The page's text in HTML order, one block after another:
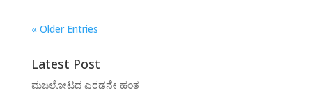
« Older Entries
Latest Post
ಮಜಲೋಟದ ಎರಡನೇ ಹಂತ